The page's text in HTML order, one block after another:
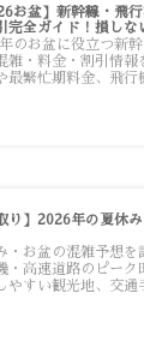
お盆】新幹線・飛
完全ガイド！損しな
のお盆に役立つ新
雑・料金・割引情報
最繁忙期料金、飛行
方法を分かりやすく
り】2026年の夏休
・お盆の混雑予想を
・高速道路のピーク
やすい観光地、交通